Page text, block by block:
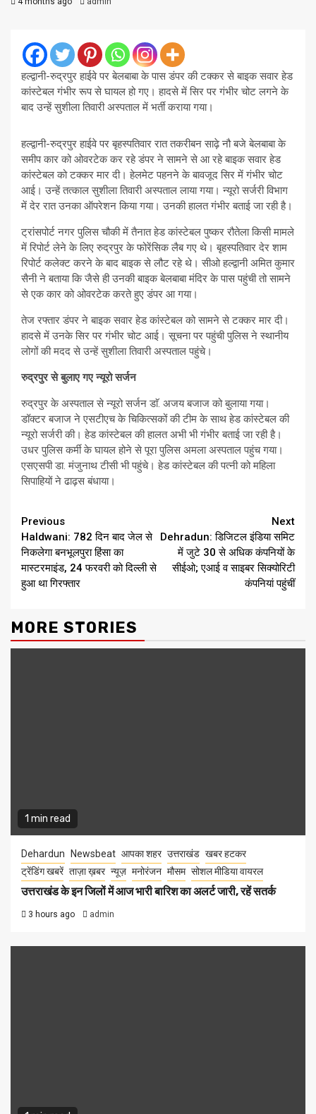
हल्द्वानी-रुद्रपुर हाईवे पर बेलबाबा के पास डंपर की टक्कर से बाइक सवार हेड
कांस्टेबल गंभीर रूप से घायल हो गए। हादसे में सिर पर गंभीर चोट लगने के
बाद उन्हें सुशीला तिवारी अस्पताल में भर्ती कराया गया।
हल्द्वानी-रुद्रपुर हाईवे पर बृहस्पतिवार रात तकरीबन साढ़े नौ बजे बेलबाबा के
समीप कार को ओवरटेक कर रहे डंपर ने सामने से आ रहे बाइक सवार हेड
कांस्टेबल को टक्कर मार दी। हेलमेट पहनने के बावजूद सिर में गंभीर चोट
आई। उन्हें तत्काल सुशीला तिवारी अस्पताल लाया गया। न्यूरो सर्जरी विभाग
में देर रात उनका ऑपरेशन किया गया। उनकी हालत गंभीर बताई जा रही है।
ट्रांसपोर्ट नगर पुलिस चौकी में तैनात हेड कांस्टेबल पुष्कर रौतेला किसी मामले
में रिपोर्ट लेने के लिए रुद्रपुर के फोरेंसिक लैब गए थे। बृहस्पतिवार देर शाम
रिपोर्ट कलेक्ट करने के बाद बाइक से लौट रहे थे। सीओ हल्द्वानी अमित कुमार
सैनी ने बताया कि जैसे ही उनकी बाइक बेलबाबा मंदिर के पास पहुंची तो सामने
से एक कार को ओवरटेक करते हुए डंपर आ गया।
तेज रफ्तार डंपर ने बाइक सवार हेड कांस्टेबल को सामने से टक्कर मार दी।
हादसे में उनके सिर पर गंभीर चोट आई। सूचना पर पहुंची पुलिस ने स्थानीय
लोगों की मदद से उन्हें सुशीला तिवारी अस्पताल पहुंचे।
रुद्रपुर से बुलाए गए न्यूरो सर्जन
रुद्रपुर के अस्पताल से न्यूरो सर्जन डाॅ. अजय बजाज को बुलाया गया।
डॉक्टर बजाज ने एसटीएच के चिकित्सकों की टीम के साथ हेड कांस्टेबल की
न्यूरो सर्जरी की। हेड कांस्टेबल की हालत अभी भी गंभीर बताई जा रही है।
उधर पुलिस कर्मी के घायल होने से पूरा पुलिस अमला अस्पताल पहुंच गया।
एसएसपी डा. मंजुनाथ टीसी भी पहुंचे। हेड कांस्टेबल की पत्नी को महिला
सिपाहियों ने ढाढ़स बंधाया।
Continue
Reading
Previous
Haldwani: 782 दिन बाद जेल से
निकलेगा बनभूलपुरा हिंसा का
मास्टरमाइंड, 24 फरवरी को दिल्ली से
हुआ था गिरफ्तार
Next
Dehradun: डिजिटल इंडिया समिट
में जुटे 30 से अधिक कंपनियों के
सीईओ; एआई व साइबर सिक्योरिटी
कंपनियां पहुंचीं
MORE STORIES
1 min read
Dehardun Newsbeat आपका शहर उत्तराखंड खबर हटकर
ट्रेंडिंग खबरें ताज़ा ख़बर न्यूज़ मनोरंजन मौसम सोशल मीडिया वायरल
उत्तराखंड के इन जिलों में आज भारी बारिश का अलर्ट जारी, रहें सतर्क
3 hours ago admin